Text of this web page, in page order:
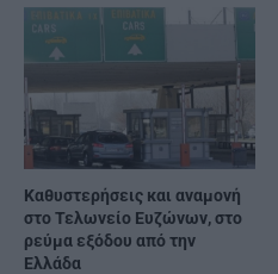
Καθυστερήσεις και αναμονή
στο Τελωνείο Ευζώνων, στο
ρεύμα εξόδου από την
Ελλάδα